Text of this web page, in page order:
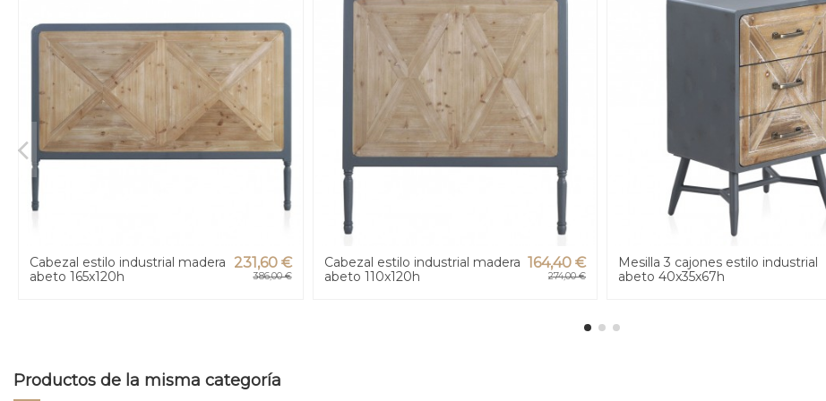
Cabezal estilo industrial madera
abeto 165x120h
231,60 €
386,00 €
Cabezal estilo industrial madera
abeto 110x120h
164,40 €
274,00 €
Mesilla 3 cajones estilo industrial
abeto 40x35x67h
Productos de la misma categoría